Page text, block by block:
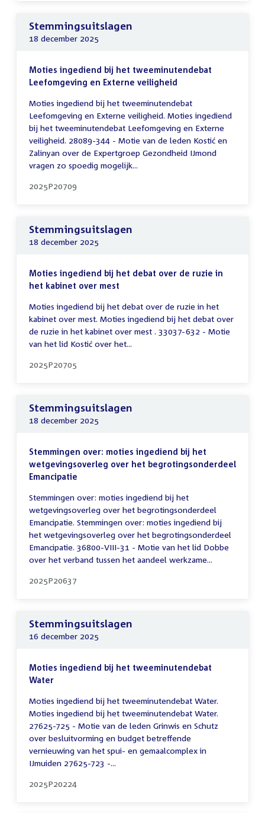
Stemmingsuitslagen
18 december 2025
Moties ingediend bij het tweeminutendebat
Leefomgeving en Externe veiligheid
Moties ingediend bij het tweeminutendebat
Leefomgeving en Externe veiligheid. Moties ingediend
bij het tweeminutendebat Leefomgeving en Externe
veiligheid. 28089-344 - Motie van de leden Kostić en
Zalinyan over de Expertgroep Gezondheid IJmond
vragen zo spoedig mogelijk...
2025P20709
Stemmingsuitslagen
18 december 2025
Moties ingediend bij het debat over de ruzie in
het kabinet over mest
Moties ingediend bij het debat over de ruzie in het
kabinet over mest. Moties ingediend bij het debat over
de ruzie in het kabinet over mest . 33037-632 - Motie
van het lid Kostić over het...
2025P20705
Stemmingsuitslagen
18 december 2025
Stemmingen over: moties ingediend bij het
wetgevingsoverleg over het begrotingsonderdeel
Emancipatie
Stemmingen over: moties ingediend bij het
wetgevingsoverleg over het begrotingsonderdeel
Emancipatie. Stemmingen over: moties ingediend bij
het wetgevingsoverleg over het begrotingsonderdeel
Emancipatie. 36800-VIII-31 - Motie van het lid Dobbe
over het verband tussen het aandeel werkzame...
2025P20637
Stemmingsuitslagen
16 december 2025
Moties ingediend bij het tweeminutendebat
Water
Moties ingediend bij het tweeminutendebat Water.
Moties ingediend bij het tweeminutendebat Water.
27625-725 - Motie van de leden Grinwis en Schutz
over besluitvorming en budget betreffende
vernieuwing van het spui- en gemaalcomplex in
IJmuiden 27625-723 -...
2025P20224